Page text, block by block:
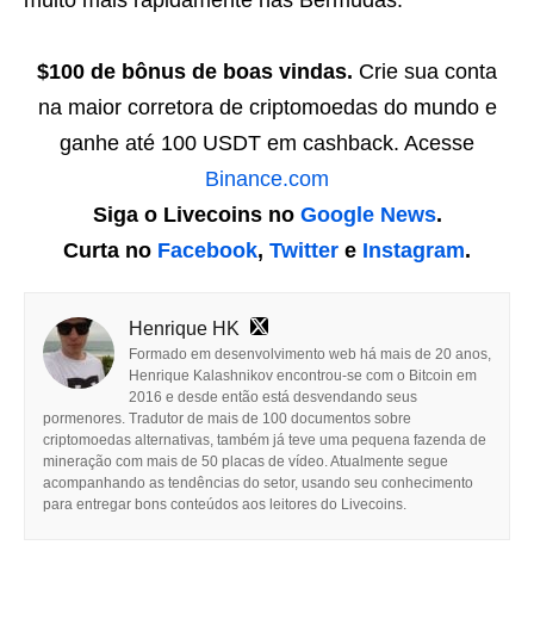
$100 de bônus de boas vindas. Crie sua conta
na maior corretora de criptomoedas do mundo e
ganhe até 100 USDT em cashback. Acesse
Binance.com
Siga o Livecoins no Google News.
Curta no Facebook, Twitter e Instagram.
Henrique HK
Formado em desenvolvimento web há mais de 20 anos,
Henrique Kalashnikov encontrou-se com o Bitcoin em
2016 e desde então está desvendando seus
pormenores. Tradutor de mais de 100 documentos sobre
criptomoedas alternativas, também já teve uma pequena fazenda de
mineração com mais de 50 placas de vídeo. Atualmente segue
acompanhando as tendências do setor, usando seu conhecimento
para entregar bons conteúdos aos leitores do Livecoins.